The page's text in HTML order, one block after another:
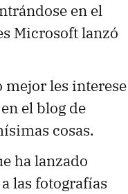
en el
Microsoft lanzó
mejor les interese
el blog de
cosas.
ha lanzado
las fotografías